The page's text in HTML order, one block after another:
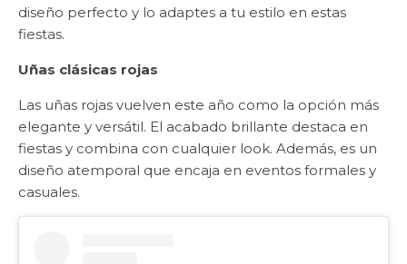
diseño perfecto y lo adaptes a tu estilo en estas
fiestas.
Uñas clásicas rojas
Las uñas rojas vuelven este año como la opción más
elegante y versátil. El acabado brillante destaca en
fiestas y combina con cualquier look. Además, es un
diseño atemporal que encaja en eventos formales y
casuales.